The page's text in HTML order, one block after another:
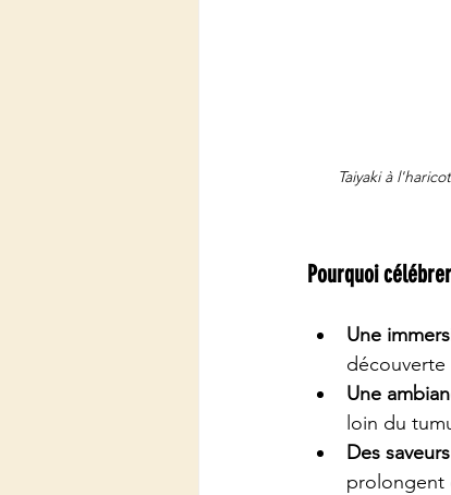
Taiyaki à
Pourquoi
Une
Une
loin du
Des
prolongent